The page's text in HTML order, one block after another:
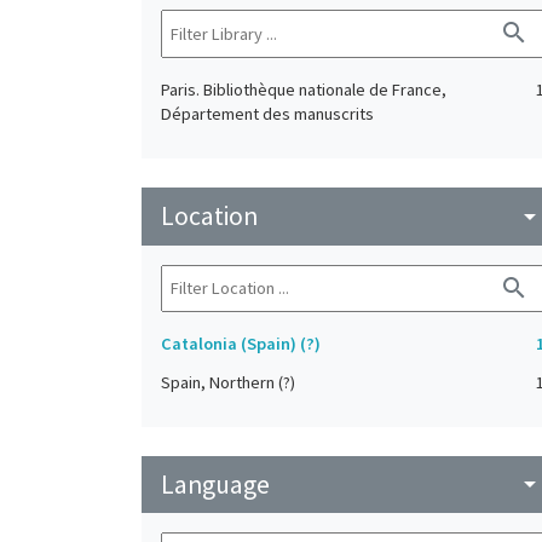
search
Paris. Bibliothèque nationale de France,
Département des manuscrits
1
Location arrow_drop_down
search
Catalonia (Spain) (?)
Spain, Northern (?)
1
Language arrow_drop_down